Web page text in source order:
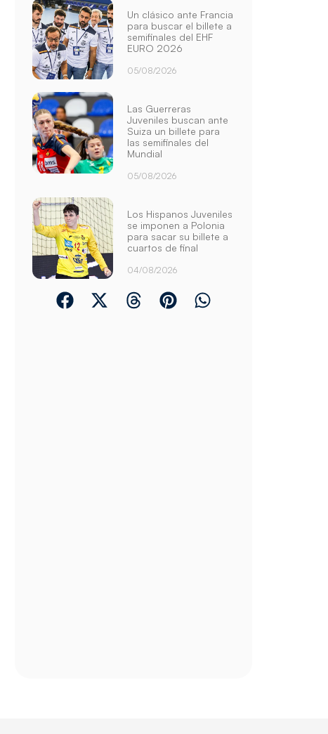
Un clásico ante Francia
para buscar el billete a
semifinales del EHF
EURO 2026
05/08/2026
Las Guerreras
Juveniles buscan ante
Suiza un billete para
las semifinales del
Mundial
05/08/2026
Los Hispanos Juveniles
se imponen a Polonia
para sacar su billete a
cuartos de final
04/08/2026